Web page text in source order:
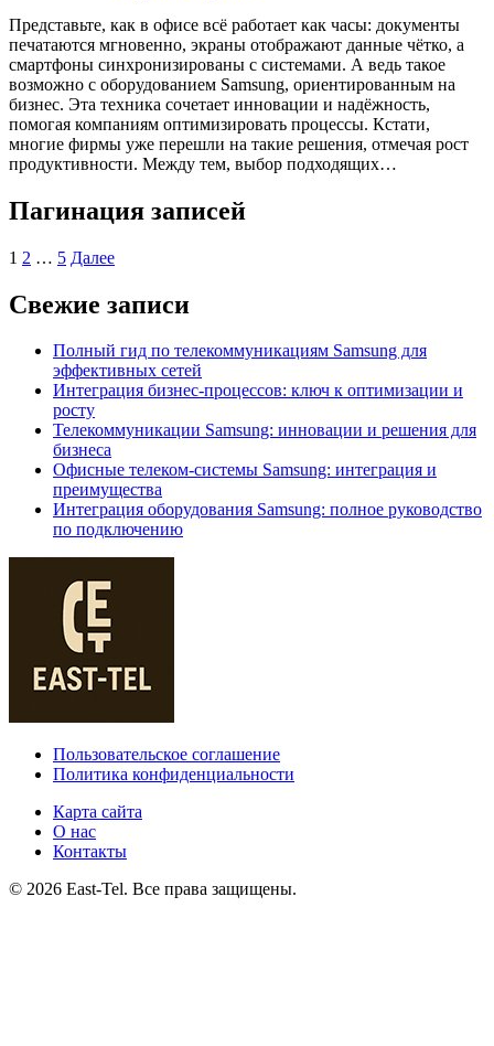
Представьте, как в офисе всё работает как часы: документы
печатаются мгновенно, экраны отображают данные чётко, а
смартфоны синхронизированы с системами. А ведь такое
возможно с оборудованием Samsung, ориентированным на
бизнес. Эта техника сочетает инновации и надёжность,
помогая компаниям оптимизировать процессы. Кстати,
многие фирмы уже перешли на такие решения, отмечая рост
продуктивности. Между тем, выбор подходящих…
Пагинация записей
1 2 … 5 Далее
Свежие записи
Полный гид по телекоммуникациям Samsung для
эффективных сетей
Интеграция бизнес-процессов: ключ к оптимизации и
росту
Телекоммуникации Samsung: инновации и решения для
бизнеса
Офисные телеком-системы Samsung: интеграция и
преимущества
Интеграция оборудования Samsung: полное руководство
по подключению
Пользовательское соглашение
Политика конфиденциальности
Карта сайта
О нас
Контакты
© 2026 East-Tel. Все права защищены.